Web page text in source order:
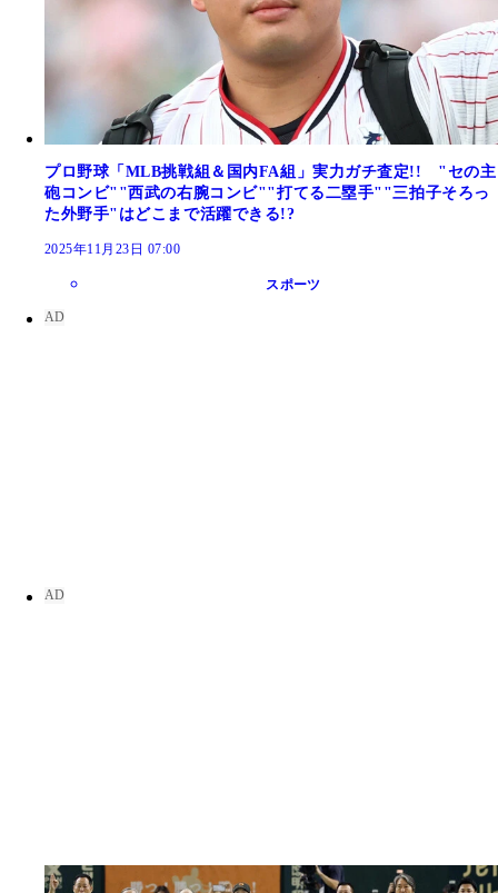
プロ野球「MLB挑戦組＆国内FA組」実力ガチ査定!! "セの主
砲コンビ""西武の右腕コンビ""打てる二塁手""三拍子そろっ
た外野手"はどこまで活躍できる!?
2025年11月23日 07:00
スポーツ